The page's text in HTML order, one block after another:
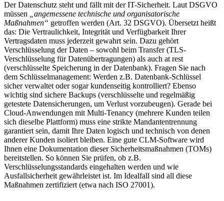
Der Datenschutz steht und fällt mit der IT-Sicherheit. Laut DSGVO
müssen
„angemessene technische und organisatorische
Maßnahmen“ getroffen werden (Art. 32 DSGVO). Übersetzt heißt
das: Die Vertraulichkeit, Integrität und Verfügbarkeit Ihrer
Vertragsdaten muss jederzeit gewahrt sein. Dazu gehört
Verschlüsselung der Daten – sowohl beim Transfer (TLS-
Verschlüsselung für Datenübertragungen) als auch at rest
(verschlüsselte Speicherung in der Datenbank). Fragen Sie nach
dem Schlüsselmanagement: Werden z.B. Datenbank-Schlüssel
sicher verwaltet oder sogar kundenseitig kontrolliert? Ebenso
wichtig sind sichere Backups (verschlüsselte und regelmäßig
getestete Datensicherungen, um Verlust vorzubeugen). Gerade bei
Cloud-Anwendungen mit Multi-Tenancy (mehrere Kunden teilen
sich dieselbe Plattform) muss eine strikte Mandantentrennung
garantiert sein, damit Ihre Daten logisch und technisch von denen
anderer Kunden isoliert bleiben. Eine gute CLM-Software wird
Ihnen eine Dokumentation dieser Sicherheitsmaßnahmen (TOMs)
bereitstellen. So können Sie prüfen, ob z.B.
Verschlüsselungsstandards eingehalten werden und wie
Ausfallsicherheit gewährleistet ist. Im Idealfall sind all diese
Maßnahmen zertifiziert (etwa nach ISO 27001).